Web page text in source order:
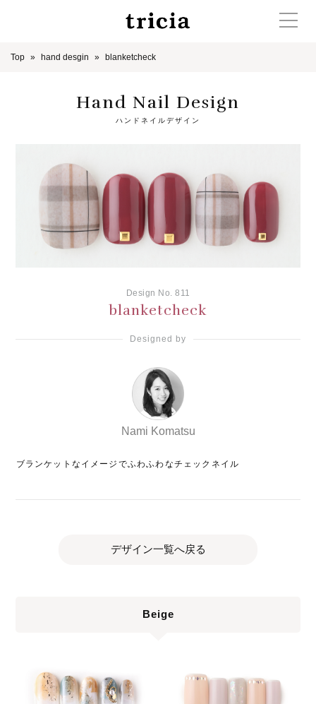
Top hand desgin blanketcheck
Hand Nail Design
ハンドネイルデザイン
Design No. 811
blanketcheck
Designed by
Nami Komatsu
ブランケットなイメージでふわふわなチェックネイル
デザイン一覧へ戻る
Beige